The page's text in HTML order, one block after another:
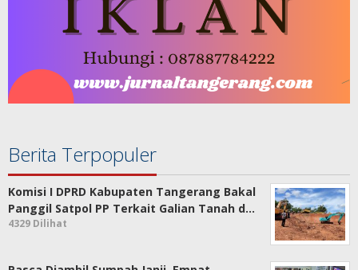
Berita Terpopuler
Komisi I DPRD Kabupaten Tangerang Bakal
Panggil Satpol PP Terkait Galian Tanah d…
4329 Dilihat